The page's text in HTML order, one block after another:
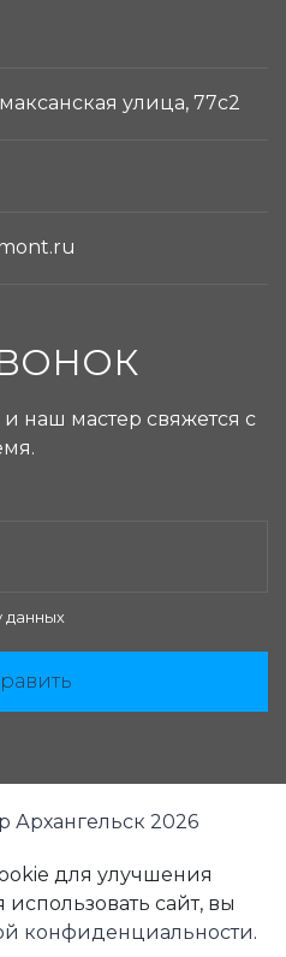
улица, 77с2
наш мастер свяжется с
данных
Архангельск 2026
для улучшения
сайт, вы
конфиденциальности.